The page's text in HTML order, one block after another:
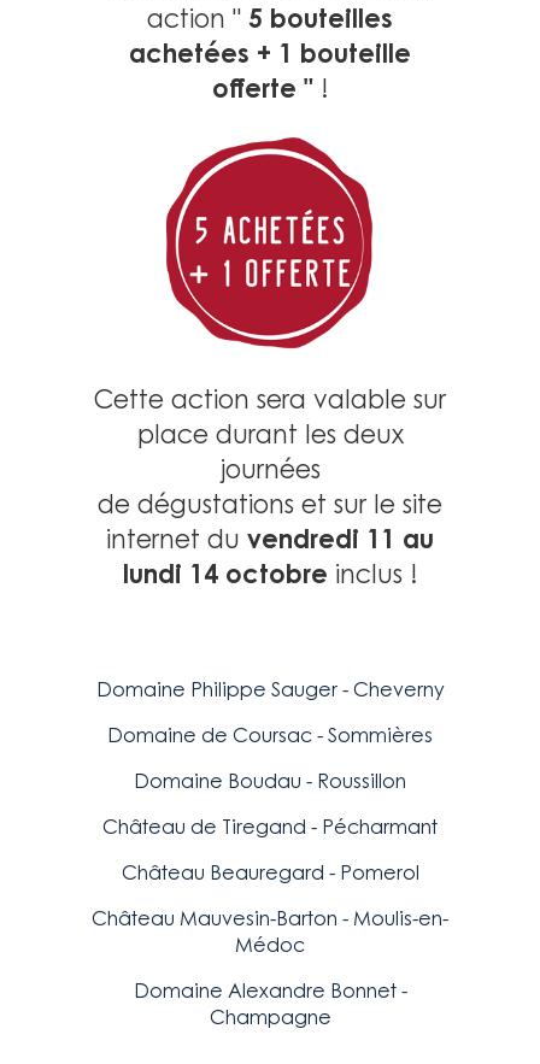
action " 5 bouteilles
achetées + 1 bouteille
offerte " !
Cette action sera valable sur
place durant les deux
journées
de dégustations et sur le site
internet du vendredi 11 au
lundi 14 octobre inclus !
Domaine Philippe Sauger - Cheverny
Domaine de Coursac - Sommières
Domaine Boudau - Roussillon
Château de Tiregand - Pécharmant
Château Beauregard - Pomerol
Château Mauvesin-Barton - Moulis-en-
Médoc
Domaine Alexandre Bonnet -
Champagne